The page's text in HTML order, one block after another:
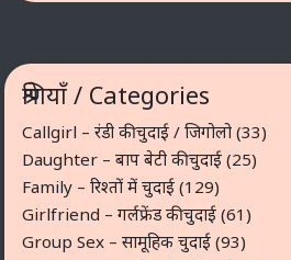
श्रेणियाँ / Categories
Callgirl – रंडी की चुदाई / जिगोलो (33)
Daughter – बाप बेटी की चुदाई (25)
Family – रिश्तों में चुदाई (129)
Girlfriend – गर्लफ्रेंड की चुदाई (61)
Group Sex – सामूहिक चुदाई (93)